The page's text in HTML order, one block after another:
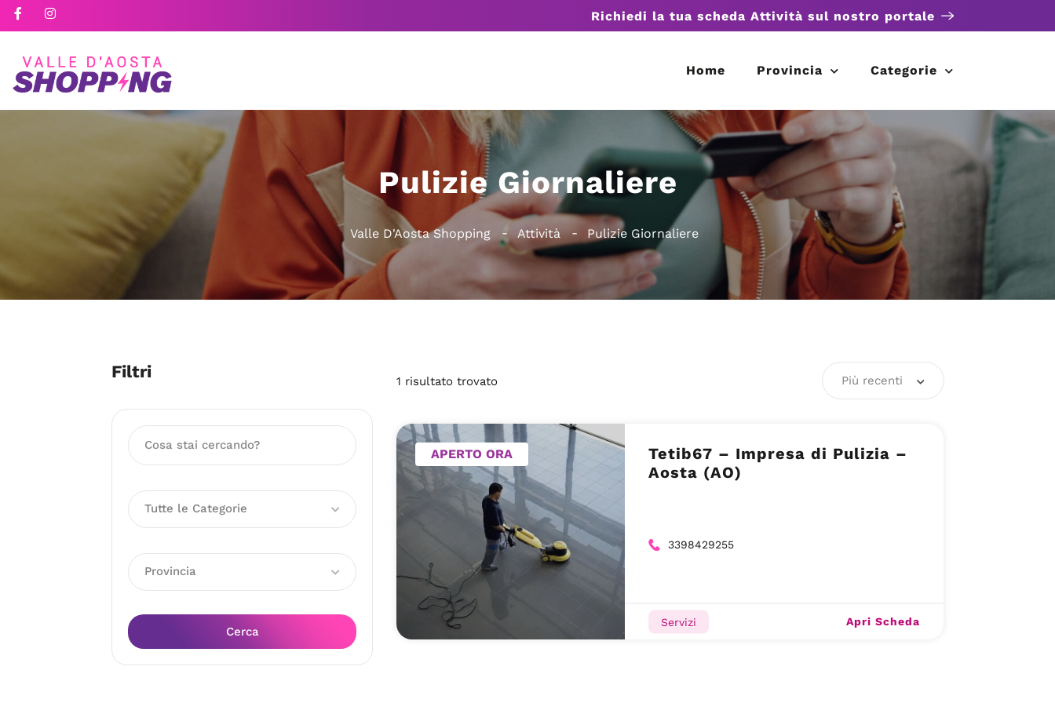
Richiedi la tua scheda Attività sul nostro portale
Home Provincia Categorie
Pulizie Giornaliere
Valle D'Aosta Shopping Attività Pulizie Giornaliere
Filtri
Tutte le Categorie
Provincia
Cerca
1 risultato trovato Più recenti
APERTO ORA
Tetib67 – Impresa di Pulizia –
Aosta (AO)
3398429255
Servizi Apri Scheda